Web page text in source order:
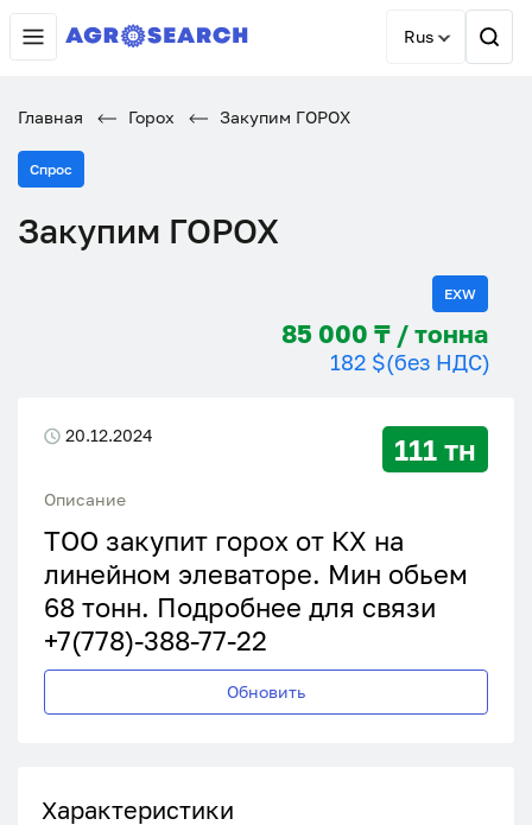
Rus
Главная Горох Закупим ГОРОХ
Спрос
Закупим ГОРОХ
EXW
85 000 ₸ / тонна
182 $(без НДС)
20.12.2024 111 тн
Описание
ТОО закупит горох от КХ на
линейном элеваторе. Мин обьем
68 тонн. Подробнее для связи
+7(778)-388-77-22
Обновить
Характеристики